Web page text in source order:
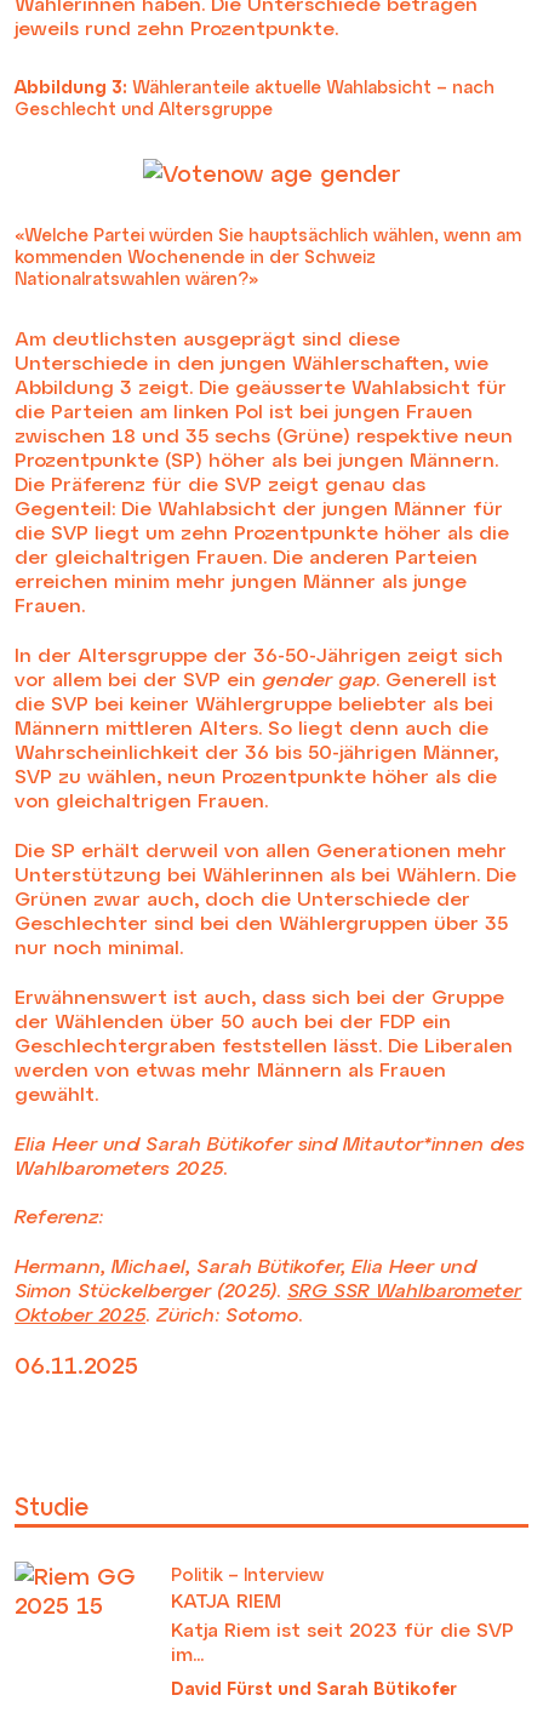
jeweils rund zehn Prozentpunkte.
Abbildung 3: Wähleranteile aktuelle Wahlabsicht – nach
Geschlecht und Altersgruppe
«Welche Partei würden Sie hauptsächlich wählen, wenn am
kommenden Wochenende in der Schweiz
Nationalratswahlen wären?»
Am deutlichsten ausgeprägt sind diese
Unterschiede in den jungen Wählerschaften, wie
Abbildung 3 zeigt. Die geäusserte Wahlabsicht für
die Parteien am linken Pol ist bei jungen Frauen
zwischen 18 und 35 sechs (Grüne) respektive neun
Prozentpunkte (SP) höher als bei jungen Männern.
Die Präferenz für die SVP zeigt genau das
Gegenteil: Die Wahlabsicht der jungen Männer für
die SVP liegt um zehn Prozentpunkte höher als die
der gleichaltrigen Frauen. Die anderen Parteien
erreichen minim mehr jungen Männer als junge
Frauen.
In der Altersgruppe der 36-50-Jährigen zeigt sich
vor allem bei der SVP ein gender gap. Generell ist
die SVP bei keiner Wählergruppe beliebter als bei
Männern mittleren Alters. So liegt denn auch die
Wahrscheinlichkeit der 36 bis 50-jährigen Männer,
SVP zu wählen, neun Prozentpunkte höher als die
von gleichaltrigen Frauen.
Die SP erhält derweil von allen Generationen mehr
Unterstützung bei Wählerinnen als bei Wählern. Die
Grünen zwar auch, doch die Unterschiede der
Geschlechter sind bei den Wählergruppen über 35
nur noch minimal.
Erwähnenswert ist auch, dass sich bei der Gruppe
der Wählenden über 50 auch bei der FDP ein
Geschlechtergraben feststellen lässt. Die Liberalen
werden von etwas mehr Männern als Frauen
gewählt.
Elia Heer und Sarah Bütikofer sind Mitautor*innen des
Wahlbarometers 2025.
Referenz:
Hermann, Michael, Sarah Bütikofer, Elia Heer und
Simon Stückelberger (2025). SRG SSR Wahlbarometer
Oktober 2025. Zürich: Sotomo.
06.11.2025
Studie
Politik – Interview
KATJA RIEM
Katja Riem ist seit 2023 für die SVP
im...
David Fürst und Sarah Bütikofer